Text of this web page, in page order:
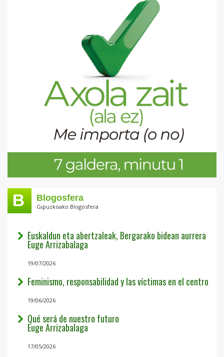
Blogosfera
Gipuzkoako Blogosfera
Euskaldun eta abertzaleak, Bergarako bidean aurrera
Euge Arrizabalaga
19/07/2026
Feminismo, responsabilidad y las víctimas en el centro
19/06/2026
Qué será de nuestro futuro
Euge Arrizabalaga
17/05/2026